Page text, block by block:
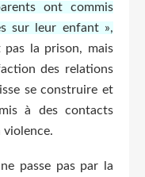
ont commis
sur leur enfant »,
pas la prison, mais
des relations
se construire et
à des contacts
violence.
passe pas par la